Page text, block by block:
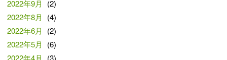
2022年9月
(2)
2022年8月
(4)
2022年6月
(2)
2022年5月
(6)
2022年4月
(3)